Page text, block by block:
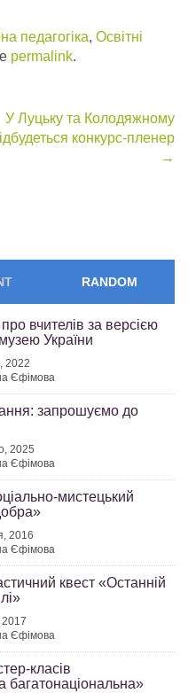
педагогіка, Освітні
permalink.
У Луцьку та Колодяжному
конкурс-пленер
→
RANDOM
вчителів за версією
України
2022
Єфімова
запрошуємо до
2025
Єфімова
мистецький
2016
Єфімова
квест «Останній
2017
Єфімова
класів
багатонаціональна»